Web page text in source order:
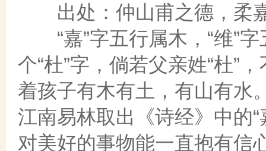
出处：仲山甫之德，柔
“嘉”字五行属木，“维”字
个“杜”字，倘若父亲姓“杜”
着孩子有木有土，有山有水
江南易林取出《诗经》中的
对美好的事物能一直抱有信